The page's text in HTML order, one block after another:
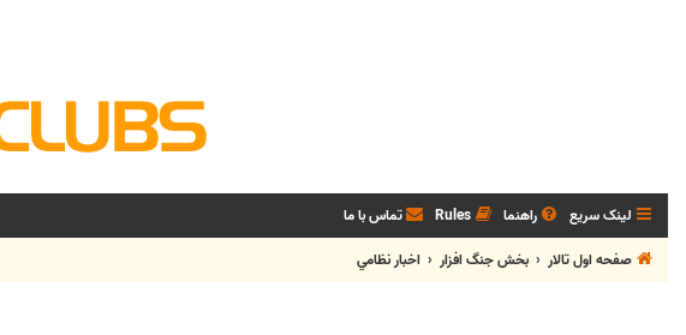
لینک سریع راهنما Rules تماس با ما
صفحه اول تالار
بخش جنگ افزار اخبار نظامي